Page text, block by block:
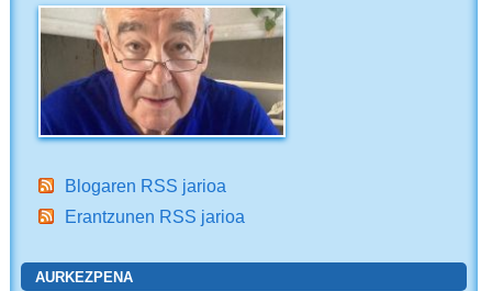
Blogaren RSS jarioa
Erantzunen RSS jarioa
AURKEZPENA